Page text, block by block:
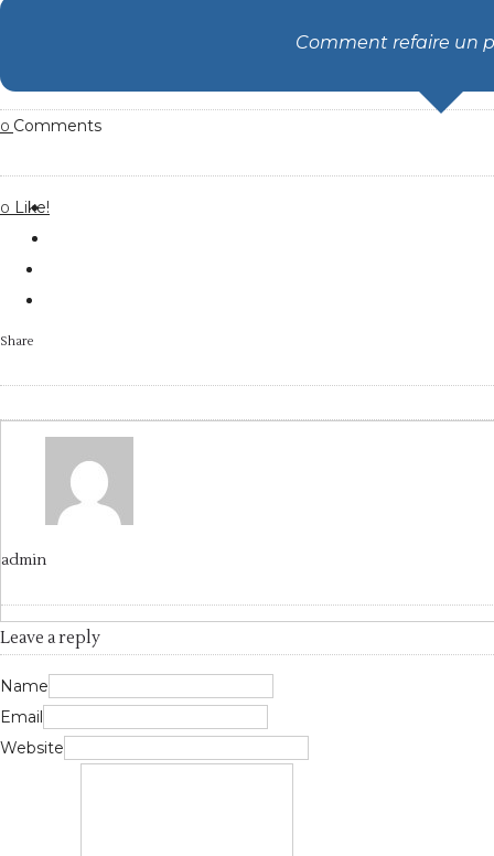
Comment refaire un
0 Comments
0 Like!
Share
admin
Leave a reply
Name
Email
Website